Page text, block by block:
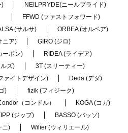
)
NEILPRYDE(ニールプライド)
FFWD (ファストフォワード)
(サルサ)
ORBEA (オルベア)
ニア)
GIRO (ジロ)
ーボン)
RIDEA (ライデア)
ズ)
3T (スリーティー)
ァイトデザイン)
Deda (デダ)
)
fizik (フィジーク)
（コンドル）
KOGA (コガ)
(ジップ)
BASSO (バッソ)
ニ)
Wilier (ウィリエール)